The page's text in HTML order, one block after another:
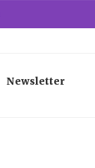
Newsletter